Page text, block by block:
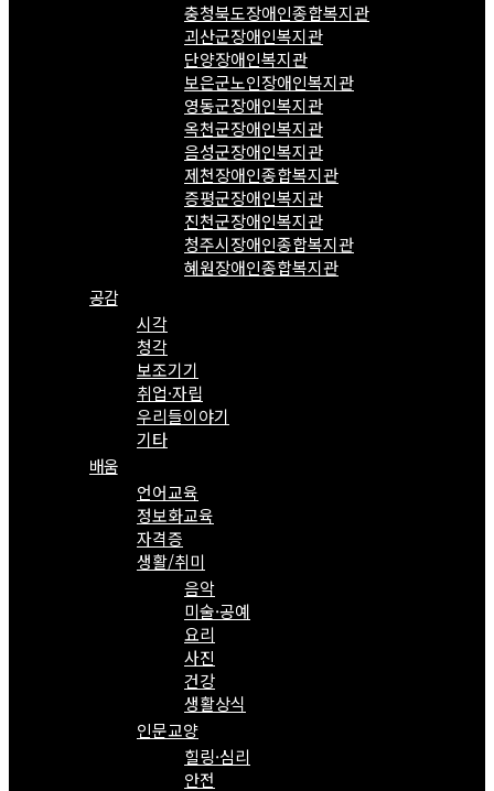
충청북도장애인종합복지관
괴산군장애인복지관
단양장애인복지관
보은군노인장애인복지관
영동군장애인복지관
옥천군장애인복지관
음성군장애인복지관
제천장애인종합복지관
증평군장애인복지관
진천군장애인복지관
청주시장애인종합복지관
혜원장애인종합복지관
공감
시각
청각
보조기기
취업·자립
우리들이야기
기타
배움
언어교육
정보화교육
자격증
생활/취미
음악
미술·공예
요리
사진
건강
생활상식
인문교양
힐링·심리
안전